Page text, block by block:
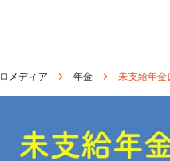
メディア 年金 未支給年金